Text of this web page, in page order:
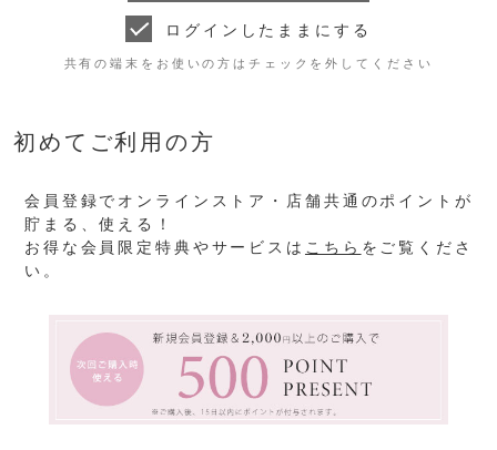
ログインしたままにする
共有の端末をお使いの方はチェックを外してください
初めてご利用の方
会員登録でオンラインストア・店舗共通のポイントが
貯まる、使える！
お得な会員限定特典やサービスは こちら をご覧くださ
い。